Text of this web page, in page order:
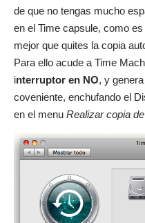
de que no tengas mucho
en el Time capsule, como
mejor que quites la copia
Para ello acude a Time
interruptor en NO, y
coveniente, enchufando el
en el menu Realizar copia